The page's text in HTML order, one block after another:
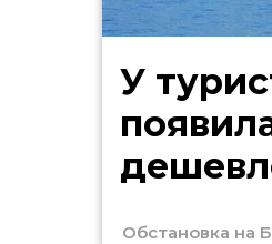
У
Обстановка на